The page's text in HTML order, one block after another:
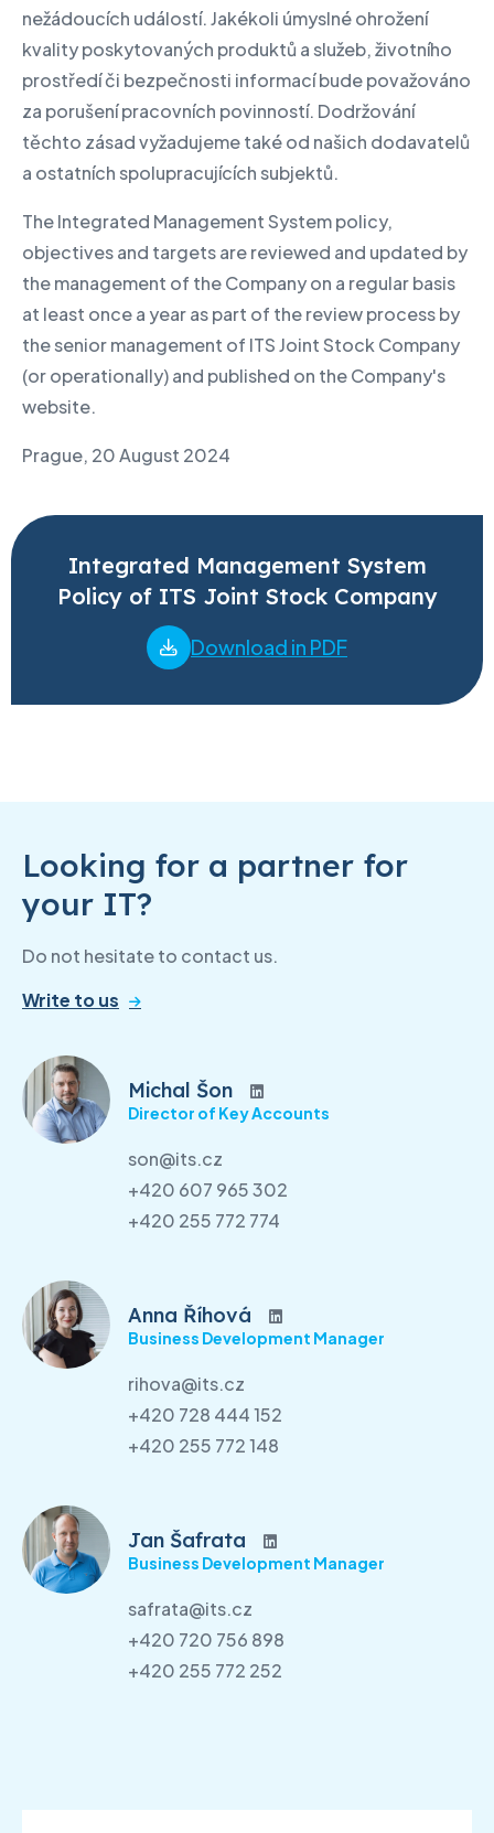
nežádoucích událostí. Jakékoli úmyslné ohrožení
kvality poskytovaných produktů a služeb, životního
prostředí či bezpečnosti informací bude považováno
za porušení pracovních povinností. Dodržování
těchto zásad vyžadujeme také od našich dodavatelů
a ostatních spolupracujících subjektů.
The Integrated Management System policy,
objectives and targets are reviewed and updated by
the management of the Company on a regular basis
at least once a year as part of the review process by
the senior management of ITS Joint Stock Company
(or operationally) and published on the Company's
website.
Prague, 20 August 2024
Integrated Management System
Policy of ITS Joint Stock Company
Download in PDF
Looking for a partner for
your IT?
Do not hesitate to contact us.
Write to us
Michal Šon
Director of Key Accounts
son@its.cz
+420 607 965 302
+420 255 772 774
Anna Říhová
Business Development Manager
rihova@its.cz
+420 728 444 152
+420 255 772 148
Jan Šafrata
Business Development Manager
safrata@its.cz
+420 720 756 898
+420 255 772 252